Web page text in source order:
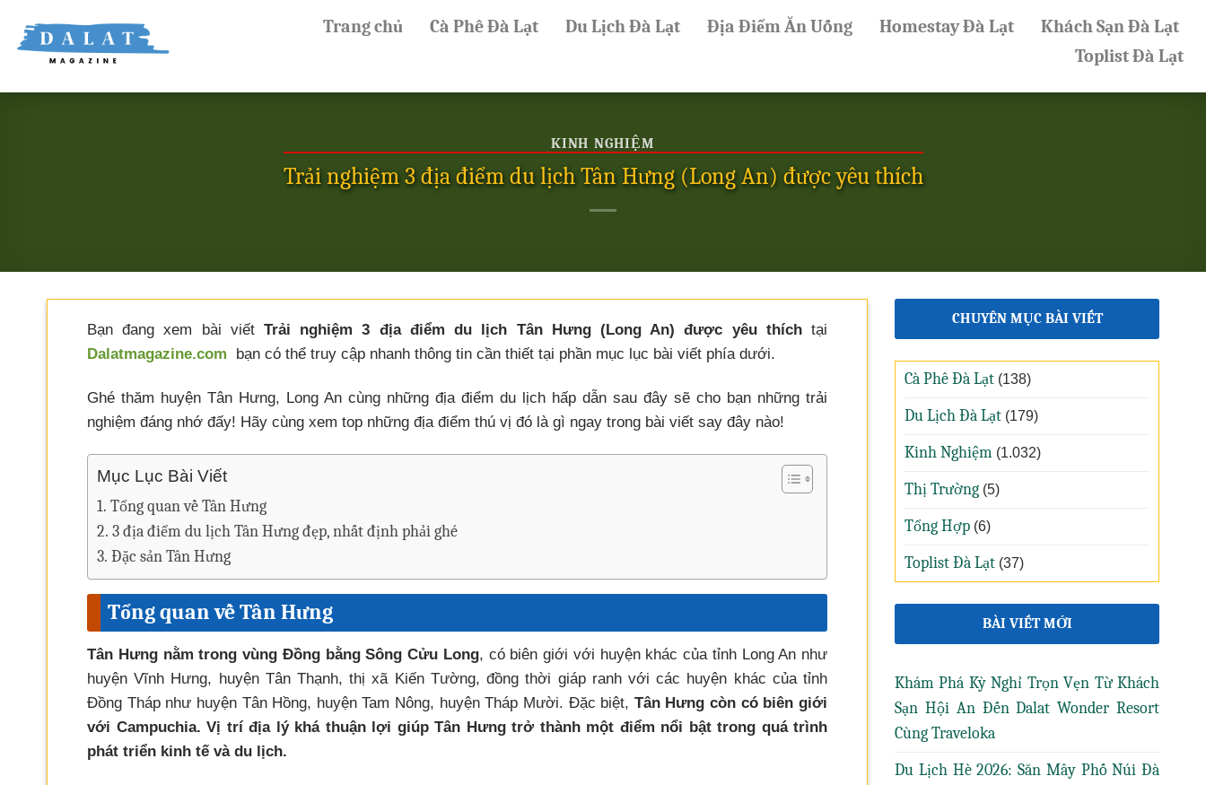
content
Trang chủ Cà Phê Đà Lạt Du Lịch Đà Lạt Địa Điểm Ăn Uống Homestay Đà Lạt
Khách Sạn Đà Lạt
Toplist Đà Lạt
KINH NGHIỆM
Trải nghiệm 3 địa điểm du lịch Tân Hưng (Long An) được yêu thích
Bạn đang xem bài viếtTrải nghiệm 3 địa điểm du lịch Tân Hưng (Long An) được yêu thíchtại
Dalatmagazine.com
bạn có thể truy cập nhanh thông tin cần thiết tại phần mục lục bài viết phía dưới.
Ghé thăm huyện Tân Hưng, Long An cùng những địa điểm du lịch hấp dẫn sau đây sẽ cho bạn những trải
nghiệm đáng nhớ đấy! Hãy cùng xem top những địa điểm thú vị đó là gì ngay trong bài viết say đây nào!
Mục Lục Bài Viết
Tổng quan về Tân Hưng
3 địa điểm du lịch Tân Hưng đẹp, nhất định phải ghé
Đặc sản Tân Hưng
Tổng quan về Tân Hưng
Tân Hưng nằm trong vùng Đồng bằng Sông Cửu Long, có biên giới với huyện khác của tỉnh Long An như
huyện Vĩnh Hưng, huyện Tân Thạnh, thị xã Kiến Tường, đồng thời giáp ranh với các huyện khác của tỉnh
Đồng Tháp như huyện Tân Hồng, huyện Tam Nông, huyện Tháp Mười. Đặc biệt, Tân Hưng còn có biên giới
với Campuchia. Vị trí địa lý khá thuận lợi giúp Tân Hưng trở thành một điểm nổi bật trong quá trình
phát triển kinh tế và du lịch.
CHUYÊN MỤC BÀI VIẾT
Cà Phê Đà Lạt (138)
Du Lịch Đà Lạt (179)
Kinh Nghiệm (1.032)
Thị Trường (5)
Tổng Hợp (6)
Toplist Đà Lạt (37)
BÀI VIẾT MỚI
Khám Phá Kỳ Nghỉ Trọn Vẹn Từ Khách
Sạn Hội An Đến Dalat Wonder Resort
Cùng Traveloka
Du Lịch Hè 2026: Săn Mây Phố Núi Đà